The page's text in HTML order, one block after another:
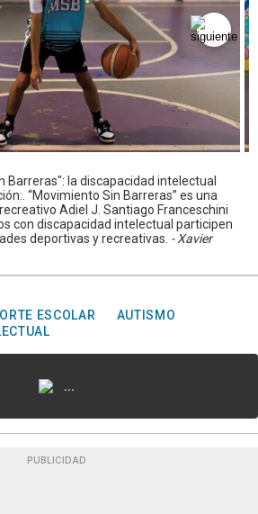
Barreras": la discapacidad intelectual
“Movimiento Sin Barreras” es una
Adiel J. Santiago Franceschini
con discapacidad intelectual participen
deportivas y recreativas. - Xavier
ESCOLAR
AUTISMO
...
PUBLICIDAD